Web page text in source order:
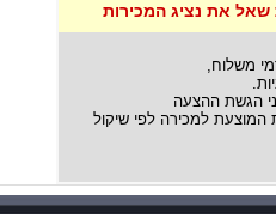
שאל את נציג המכירות
משלוח,
הגשת ההצעה
למכירה לפי שיקול